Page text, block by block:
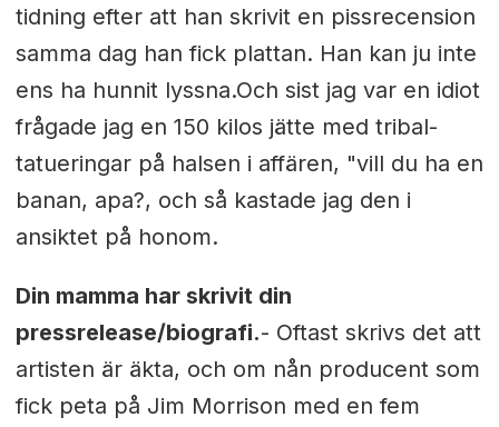
tidning efter att han skrivit en pissrecension
samma dag han fick plattan. Han kan ju inte
ens ha hunnit lyssna.Och sist jag var en idiot
frågade jag en 150 kilos jätte med tribal-
tatueringar på halsen i affären, "vill du ha en
banan, apa?, och så kastade jag den i
ansiktet på honom.
Din mamma har skrivit din
pressrelease/biografi.- Oftast skrivs det att
artisten är äkta, och om nån producent som
fick peta på Jim Morrison med en fem